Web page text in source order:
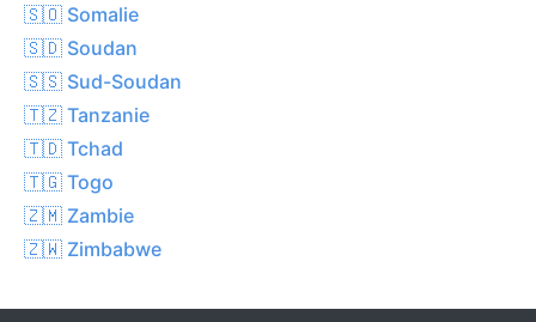
🇸🇴 Somalie
🇸🇩 Soudan
🇸🇸 Sud-Soudan
🇹🇿 Tanzanie
🇹🇩 Tchad
🇹🇬 Togo
🇿🇲 Zambie
🇿🇼 Zimbabwe